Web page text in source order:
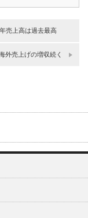
売上高は過去最高
外売上げの増収続く